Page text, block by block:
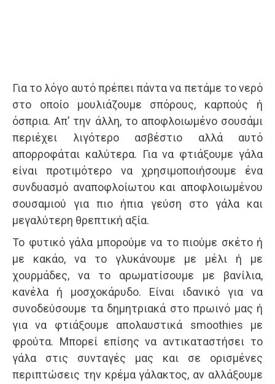
Για το λόγο αυτό πρέπει πάντα να πετάμε το νερό
στο οποίο μουλιάζουμε σπόρους, καρπούς ή
όσπρια. Απ’ την άλλη, το αποφλοιωμένο σουσάμι
περιέχει λιγότερο ασβέστιο αλλά αυτό
απορροφάται καλύτερα. Για να φτιάξουμε γάλα
είναι προτιμότερο να χρησιμοποιήσουμε ένα
συνδυασμό αναποφλοίωτου και αποφλοιωμένου
σουσαμιού για πιο ήπια γεύση στο γάλα και
μεγαλύτερη θρεπτική αξία.
Το φυτικό γάλα μπορούμε να το πιούμε σκέτο ή
με κακάο, να το γλυκάνουμε με μέλι ή με
χουρμάδες, να το αρωματίσουμε με βανίλια,
κανέλα ή μοσχοκάρυδο. Είναι ιδανικό για να
συνοδεύσουμε τα δημητριακά στο πρωινό μας ή
για να φτιάξουμε απολαυστικά smoothies με
φρούτα. Μπορεί επίσης να αντικαταστήσει το
γάλα στις συνταγές μας και σε ορισμένες
περιπτώσεις την κρέμα γάλακτος, αν αλλάξουμε